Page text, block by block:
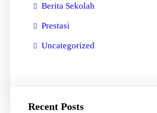
Berita Sekolah
Prestasi
Uncategorized
Recent Posts